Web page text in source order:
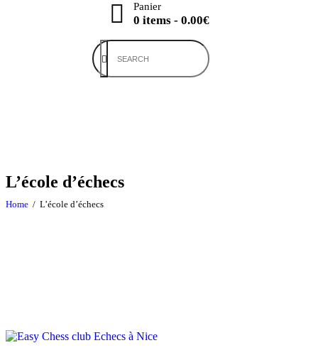
Panier
0 items- 0.00€
L’école d’échecs
Home L’école d’échecs